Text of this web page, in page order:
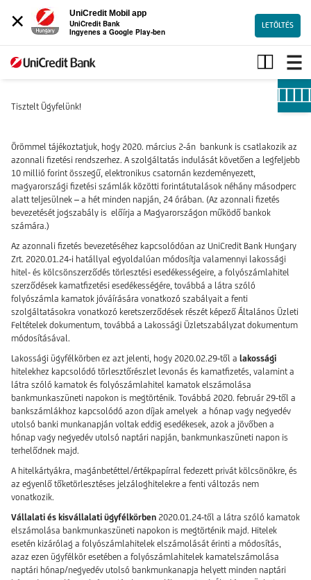
×
UniCredit Mobil app
UniCredit Bank
Ingyenes a Google Play-ben
LETÖLTÉS
Hamarosan
érkezik
azonnali
fizetés
Tisztelt Ügyfelünk!
Örömmel tájékoztatjuk, hogy 2020. március 2-án bankunk is csatlakozik az
azonnali fizetési rendszerhez. A szolgáltatás indulását követően a legfeljebb
10 millió forint összegű, elektronikus csatornán kezdeményezett,
magyarországi fizetési számlák közötti forintátutalások néhány másodperc
alatt teljesülnek – a hét minden napján, 24 órában. (Az azonnali fizetés
bevezetését jogszabály is előírja a Magyarországon működő bankok
számára.)
Az azonnali fizetés bevezetéséhez kapcsolódóan az UniCredit Bank Hungary
Zrt. 2020.01.24-i hatállyal egyoldalúan módosítja valamennyi lakossági
hitel- és kölcsönszerződés törlesztési esedékességeire, a folyószámlahitel
szerződések kamatfizetési esedékességére, továbbá a látra szóló
folyószámla kamatok jóváírására vonatkozó szabályait a fenti
szolgáltatásokra vonatkozó keretszerződések részét képező Általános Üzleti
Feltételek dokumentum, továbbá a Lakossági Üzletszabályzat dokumentum
módosításával.
Lakossági ügyfélkörben ez azt jelenti, hogy 2020.02.29-től a lakossági
hitelekhez kapcsolódó törlesztőrészlet levonás és kamatfizetés, valamint a
látra szóló kamatok és folyószámlahitel kamatok elszámolása
bankmunkaszüneti napokon is megtörténik. Továbbá 2020. február 29-től a
bankszámlákhoz kapcsolódó azon díjak amelyek a hónap vagy negyedév
utolsó banki munkanapján voltak eddig esedékesek, azok a jövőben a
hónap vagy negyedév utolsó naptári napján, bankmunkaszüneti napon is
terhelődnek majd.
A hitelkártyákra, magánbetéttel/értékpapírral fedezett privát kölcsönökre, és
az egyenlő tőketörlesztéses jelzáloghitelekre a fenti változás nem
vonatkozik.
Vállalati és kisvállalati ügyfélkörben 2020.01.24-től a látra szóló kamatok
elszámolása bankmunkaszüneti napokon is megtörténik majd. Hitelek
esetén kizárólag a folyószámlahitelek elszámolását érinti a módosítás,
azaz ezen ügyfélkör esetében a folyószámlahitelek kamatelszámolása
naptári hónap/negyedév utolsó bankmunkanapja helyett minden naptári